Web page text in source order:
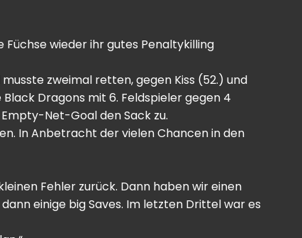
wieder ihr gutes Penaltykilling
zweimal retten, gegen Kiss (52.) und
Dragons mit 6. Feldspieler gegen 4
Net-Goal den Sack zu.
In Anbetracht der vielen Chancen in den
Fehler zurück. Dann haben wir einen
einige big Saves. Im letzten Drittel war es